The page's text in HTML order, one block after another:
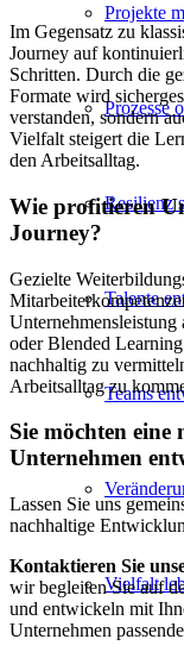
Projekte
Prozesse
Resilienz
Talente
Teams
Vielfalt
Im Gegensatz zu
Journey auf
Schritten. Durch die
Formate wird
verstanden, sondern
Vielfalt steigert die
den Arbeitsalltag.
Wie profitieren
Journey?
Gezielte
oder Blended
nachhaltig zu
Arbeitsalltag zu
Sie möchten
Unternehmen
Lassen Sie uns
nachhaltige
Kontaktieren Sie
wir begleiten Sie auf
und entwickeln mit
Unternehmen